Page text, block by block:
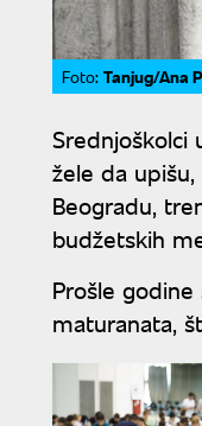
Foto: Tanjug/Ana
Srednjoškolci
žele da
Beogradu,
budžetskih
Prošle
maturanata,